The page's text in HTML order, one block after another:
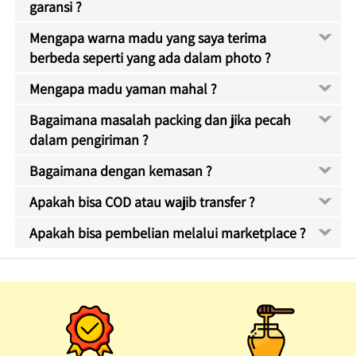
garansi ?
Mengapa warna madu yang saya terima
berbeda seperti yang ada dalam photo ?
Mengapa madu yaman mahal ?
Bagaimana masalah packing dan jika pecah
dalam pengiriman ?
Bagaimana dengan kemasan ?
Apakah bisa COD atau wajib transfer ?
Apakah bisa pembelian melalui marketplace ?